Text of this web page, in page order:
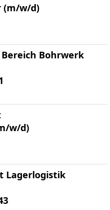
(m/w/d)
Bereich Bohrwerk
w/d)
Lagerlogistik